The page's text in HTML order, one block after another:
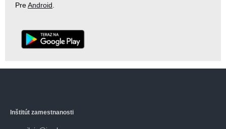
PreAndroid
Inštitút zamestnanosti